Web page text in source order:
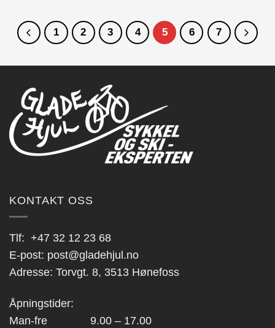
1 2 3 4 5 6 7
KONTAKT OSS
Tlf: +47 32 12 23 68
E-post: post@gladehjul.no
Adresse: Torvgt. 8, 3513 Hønefoss
Åpningstider:
Man-fre 9.00 – 17.00